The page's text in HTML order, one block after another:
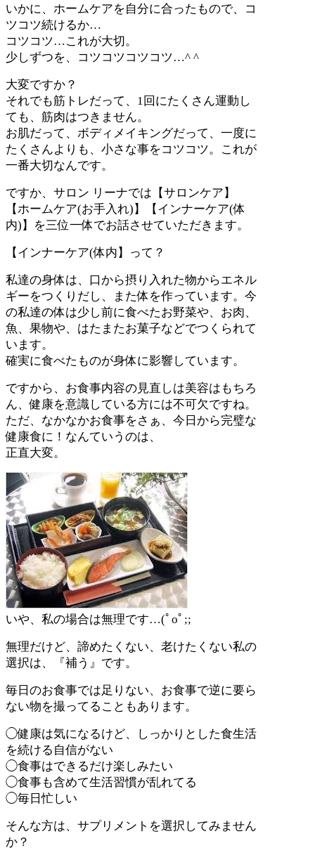
いかに、ホームケアを自分に合ったもので、コ
ツコツ続けるか…
コツコツ … これが大切。
少しずつを、コツコツコツコツ …^ ^
大変ですか？
それでも筋トレだって、 1回にたくさん運動し
ても、筋肉はつきません。
お肌だって、ボディメイキングだって、一度に
たくさんよりも、小さな事をコツコツ。これが
一番大切なんです。
ですか、サロン リーナでは【サロンケア】
【ホームケア(お手入れ) 】【インナーケア(体
内) 】を三位一体でお話させていただきます。
【インナーケア(体内】って？
私達の身体は、口から摂り入れた物からエネル
ギーをつくりだし、また体を作っています。今
の私達の体は少し前に食べたお野菜や、お肉、
魚、果物や、はたまたお菓子などでつくられて
います。
確実に食べたものが身体に影響しています。
ですから、お食事内容の見直しは美容はもちろ
ん、健康を意識している方には不可欠ですね。
ただ、なかなかお食事をさぁ、今日から完璧な
健康食に！なんていうのは、
正直大変。
いや、私の場合は無理です…(ﾟ oﾟ ;;
無理だけど、諦めたくない、老けたくない私の
選択は、『補う』です。
毎日のお食事では足りない、お食事で逆に要ら
ない物を撮ってることもあります。
◯健康は気になるけど、しっかりとした食生活
を続ける自信がない
◯食事はできるだけ楽しみたい
◯食事も含めて生活習慣が乱れてる
◯毎日忙しい
そんな方は、サプリメントを選択してみません
か？